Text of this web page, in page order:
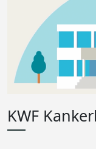
KWF